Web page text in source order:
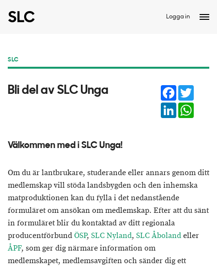
Logga in
SLC
Bli del av SLC Unga Facebook
LinkedIn
Välkommen med i SLC Unga!
Om du är lantbrukare, studerande eller annars genom ditt
medlemskap vill stöda landsbygden och den inhemska
matproduktionen kan du fylla i det nedanstående
formuläret om ansökan om medlemskap. Efter att du sänt
in formuläret blir du kontaktad av ditt regionala
producentförbundÖSP, SLC Nyland, SLC Åbolandeller
ÅPF, som ger dig närmare information om
medlemskapet, medlemsavgiften och sänder dig ett